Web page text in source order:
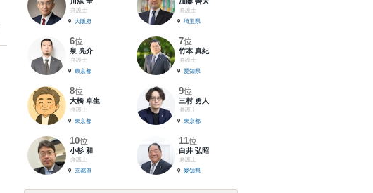
弁護士
大阪府
弁護士
埼玉県
6位
泉 亮介
弁護士
東京都
7位
竹本 真紀
弁護士
愛知県
8位
大橋 卓生
弁護士
東京都
9位
三村 勇人
弁護士
東京都
10位
小杉 和
弁護士
京都府
11位
白井 弘昭
弁護士
愛知県